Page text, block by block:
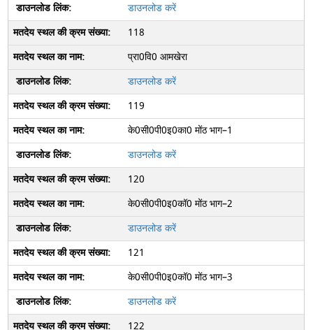
डाउनलोड करें
118
प्रा0वि0 आमखेरा
डाउनलोड करें
119
के0सी0पी0इ0का0 मोंठ भाग–1
डाउनलोड करें
120
के0सी0पी0इ0कॉ0 मोंठ भाग–2
डाउनलोड करें
121
के0सी0पी0इ0कॉ0 मोंठ भाग–3
डाउनलोड करें
122